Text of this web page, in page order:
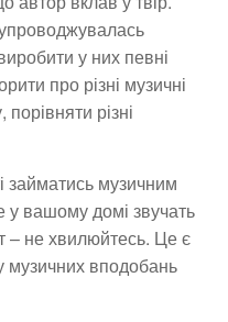
у них певні
про різні музичні
різні
музичним
у вашому домі звучать
– не хвилюйтесь. Це є
музичних вподобань